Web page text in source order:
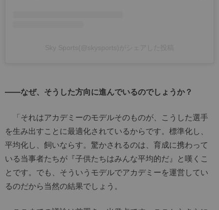
――なぜ、そうした方向に進んでいるのでしょうか？
「それはアカデミーのモデルそのものが、こうした選手
を生み出すことに最適化されているからです。標準化し、
平均化し、飼いならす。驚かされるのは、育成に携わって
いる当事者たちが『子供たちはみんな平均的だ』と嘆くこ
とです。でも、そういうモデルでアカデミーを運営してい
るのだから当然の結果でしょう。